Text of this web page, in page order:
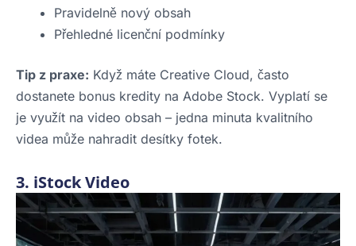
Pravidelně nový obsah
Přehledné licenční podmínky
Tip z praxe: Když máte Creative Cloud, často
dostanete bonus kredity na Adobe Stock. Vyplatí se
je využít na video obsah – jedna minuta kvalitního
videa může nahradit desítky fotek.
3. iStock Video